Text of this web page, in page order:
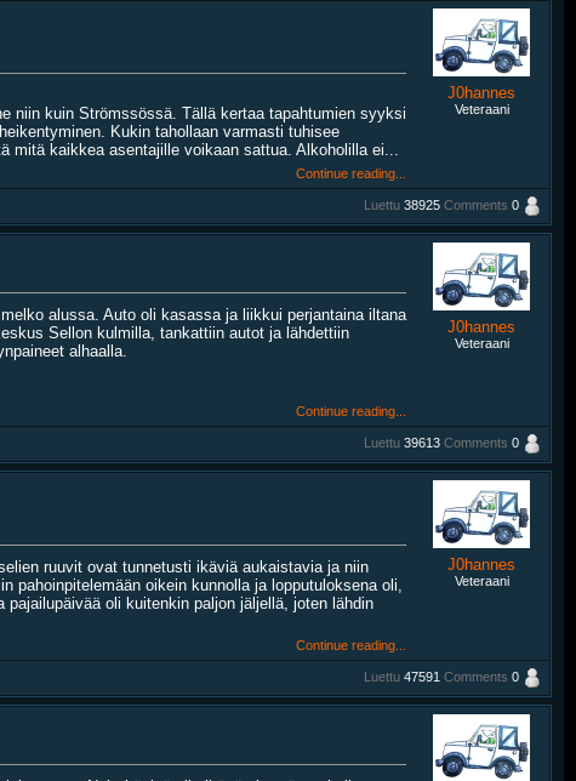
niin kuin Strömssössä. Tällä kertaa tapahtumien syyksi
Kukin tahollaan varmasti tuhisee
kaikkea asentajille voikaan sattua. Alkoholilla ei...
Continue reading...
J0hannes
Veteraani
Luettu 38925 Comments 0
alussa. Auto oli kasassa ja liikkui perjantaina iltana
Sellon kulmilla, tankattiin autot ja lähdettiin
alhaalla.
Continue reading...
J0hannes
Veteraani
Luettu 39613 Comments 0
ruuvit ovat tunnetusti ikäviä aukaistavia ja niin
oikein kunnolla ja lopputuloksena oli,
oli kuitenkin paljon jäljellä, joten lähdin
Continue reading...
J0hannes
Veteraani
Luettu 47591 Comments 0